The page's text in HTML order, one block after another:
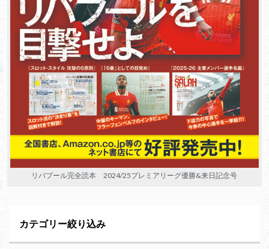
リバプール完全読本 2024/25プレミアリーグ優勝&来日記念号
カテゴリー絞り込み